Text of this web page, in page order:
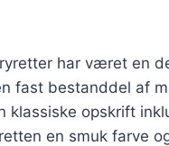
har været en
fast bestanddel af
klassiske opskrift
en smuk farve